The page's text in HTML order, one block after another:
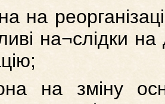
на
на¬слідки
на зміну